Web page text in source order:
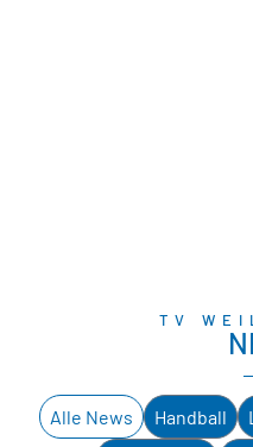
TV
Handball
Alle News